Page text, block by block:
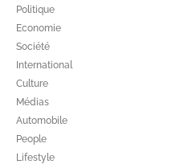
Politique
Economie
Société
International
Culture
Médias
Automobile
People
Lifestyle